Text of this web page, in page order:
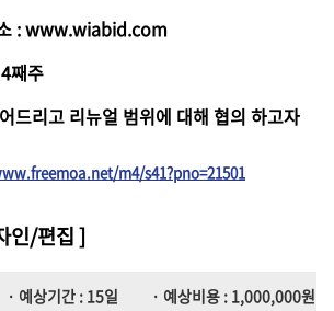
: www.wiabid.com
째주
드리고 리뉴얼 범위에 대해 협의 하고자
m4/s41?pno=21501
인/편집]
· 예상기간 : 15일
· 예상비용 : 1,000,000원